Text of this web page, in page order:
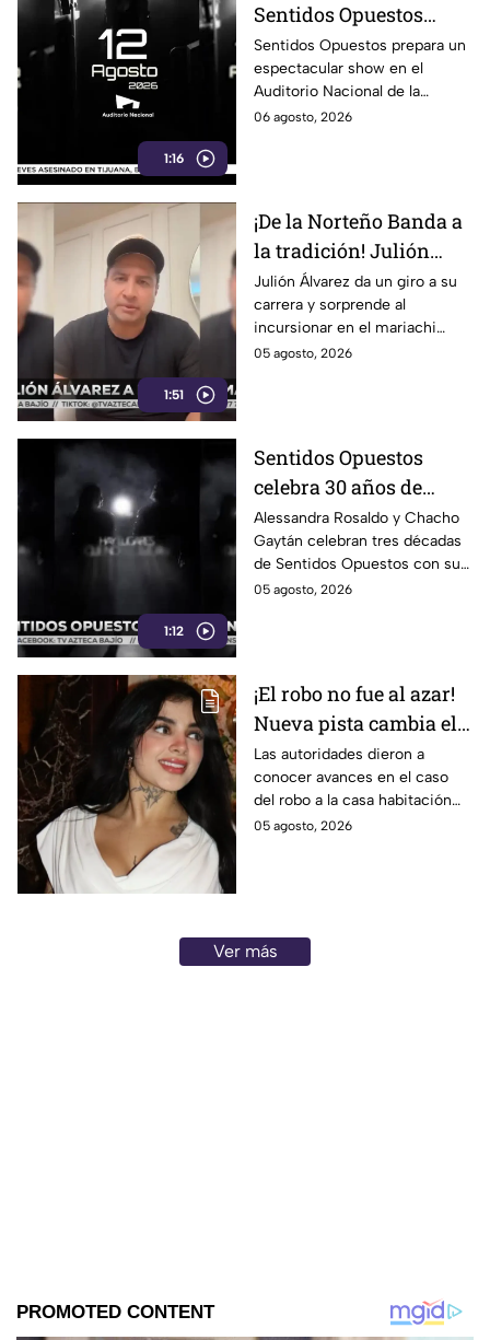
1:16
Sentidos Opuestos
alista show inolvidable
en el Auditorio
Nacional
Sentidos Opuestos prepara un
espectacular show en el
Auditorio Nacional de la
CDMX. Descubre las fechas,
06 agosto, 2026
1:51
¡De la Norteño Banda a
la tradición! Julión
Álvarez sorprende al
cantar mariachi
Julión Álvarez da un giro a su
carrera y sorprende al
incursionar en el mariachi
tradicional con temas
05 agosto, 2026
1:12
Sentidos Opuestos
celebra 30 años de
música con show en
Auditorio Nacional
Alessandra Rosaldo y Chacho
Gaytán celebran tres décadas
de Sentidos Opuestos con su
gira y show en el Auditorio
05 agosto, 2026
¡El robo no fue al azar!
Nueva pista cambia el
caso de Karely Ruiz;
hay un detenido
Las autoridades dieron a
conocer avances en el caso
del robo a la casa habitación
de la influencer.
05 agosto, 2026
Ver más